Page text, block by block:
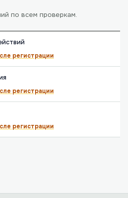
по всем проверкам.
регистрации
регистрации
регистрации